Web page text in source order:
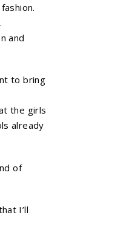
and
to bring
the girls
already
of
I’ll